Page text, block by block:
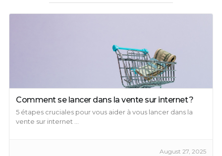
Comment se lancer dans la vente sur internet ?
5 étapes cruciales pour vous aider à vous lancer dans la
vente sur internet ...
August 27, 2025